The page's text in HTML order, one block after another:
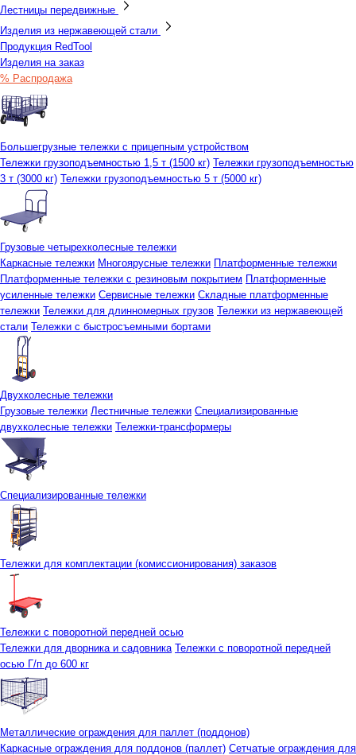
Лестницы передвижные
Изделия из нержавеющей стали
Продукция RedTool
Изделия на заказ
% Распродажа
Большегрузные тележки с прицепным устройством
Тележки грузоподъемностью 1,5 т (1500 кг) Тележки грузоподъемностью
3 т (3000 кг) Тележки грузоподъемностью 5 т (5000 кг)
Грузовые четырехколесные тележки
Каркасные тележки Многоярусные тележки Платформенные тележки
Платформенные тележки с резиновым покрытием Платформенные
усиленные тележки Сервисные тележки Складные платформенные
тележки Тележки для длинномерных грузов Тележки из нержавеющей
стали Тележки с быстросъемными бортами
Двухколесные тележки
Грузовые тележки Лестничные тележки Специализированные
двухколесные тележки Тележки-трансформеры
Специализированные тележки
Тележки для комплектации (комиссионирования) заказов
Тележки с поворотной передней осью
Тележки для дворника и садовника Тележки с поворотной передней
осью Г/п до 600 кг
Металлические ограждения для паллет (поддонов)
Каркасные ограждения для поддонов (паллет) Сетчатые ограждения для